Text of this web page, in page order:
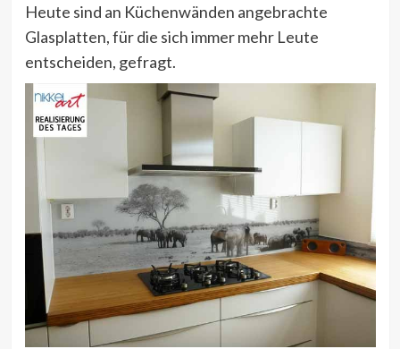
Heute sind an Küchenwänden angebrachte
Glasplatten, für die sich immer mehr Leute
entscheiden, gefragt.